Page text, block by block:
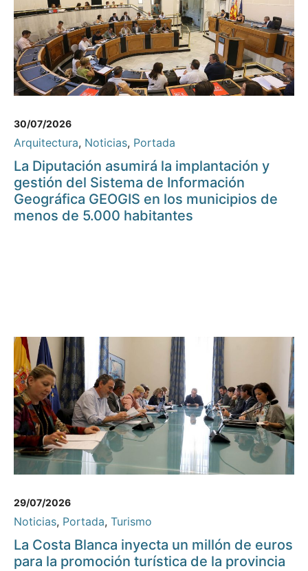
30/07/2026
Arquitectura, Noticias, Portada
La Diputación asumirá la implantación y
gestión del Sistema de Información
Geográfica GEOGIS en los municipios de
menos de 5.000 habitantes
29/07/2026
Noticias, Portada, Turismo
La Costa Blanca inyecta un millón de euros
para la promoción turística de la provincia